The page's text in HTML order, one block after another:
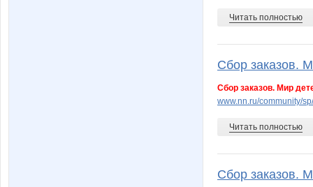
Читать полностью
Сбор заказов.
Сбор заказов. Мир
www.nn.ru/community/
Читать полностью
Сбор заказов.